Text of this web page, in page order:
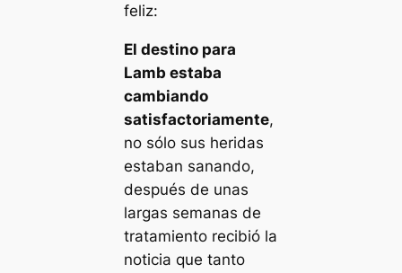
feliz:
El destino para
Lamb estaba
cambiando
satisfactoriamente,
no sólo sus heridas
estaban sanando,
después de unas
largas semanas de
tratamiento recibió la
noticia que tanto